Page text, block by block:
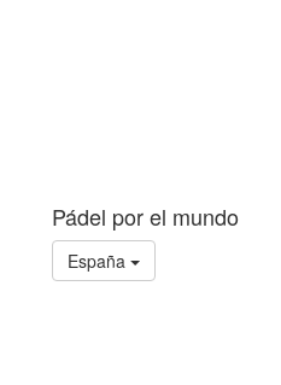
Pádel por el mundo
España